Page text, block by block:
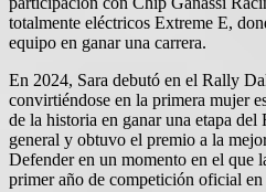
totalmente eléctricos Extreme E,
equipo en ganar una carrera.
En 2024, Sara debutó en el Rally
convirtiéndose en la primera mujer
de la historia en ganar una etapa
general y obtuvo el premio a la
Defender en un momento en el que
primer año de competición oficial